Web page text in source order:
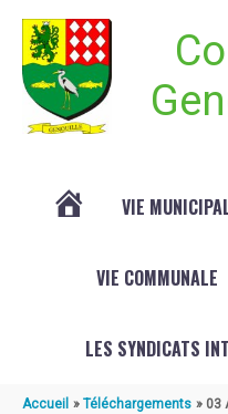
VIE
VIE COMMUNALE
LES SYNDICATS
Accueil Téléchargements 03